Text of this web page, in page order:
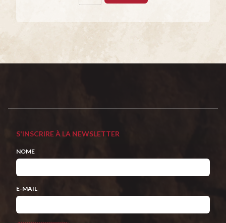
S'INSCRIRE À LA NEWSLETTER
NOME
E-MAIL